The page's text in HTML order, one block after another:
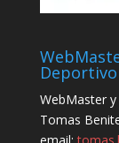
WebMaster
Tomas